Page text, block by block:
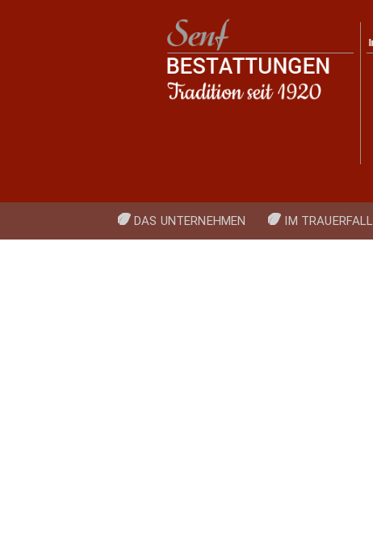
Navigation
DAS UNTERNEHMEN IM TRAUERFALL